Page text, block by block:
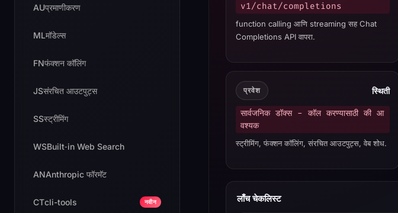
AUप्रमाणीकरण
MLमॉडेल्स
FNफंक्शन कॉलिंग
JSसंरचित आउटपुट्स
SSस्ट्रीमिंग
WSBuilt‑in Web Search
ANAnthropic फॉरमॅट
CTcli-tools नवीन
v1/chat/completions
function calling आणि streaming सह Chat
Completions API वापरा.
प्रवेश स्थिती
सार्वजनिक डॉक्स - कॉल करण्यासाठी की आ
वश्यक
स्ट्रीमिंग, फंक्शन कॉलिंग, संरचित आउटपुट्स, वेब शोध.
लाँच चेकलिस्ट